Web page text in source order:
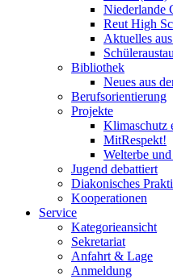
Niederlande
Reut High
Aktuelles
Bibliothek
Neues aus
Berufsorientierung
Projekte
Klimaschutz
MitRespekt!
Welterbe
Jugend debattiert
Diakonisches
Kooperationen
Service
Kategorieansicht
Sekretariat
Anfahrt & Lage
Anmeldung